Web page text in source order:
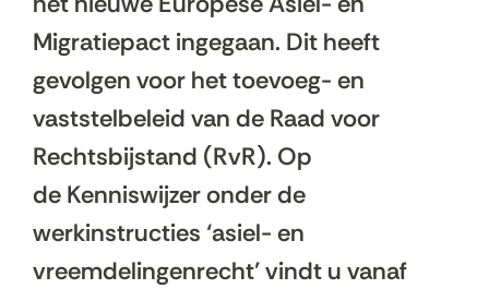
Migratiepact ingegaan. Dit heeft
gevolgen voor het toevoeg- en
vaststelbeleid van de Raad voor
Rechtsbijstand (RvR). Op
de Kenniswijzer onder de
werkinstructies ‘asiel- en
vreemdelingenrecht’ vindt u vanaf